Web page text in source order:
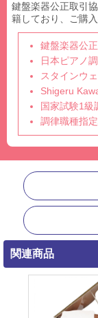
鍵盤楽器公正取引
籍しており、ご購
鍵盤楽器公
日本ピアノ
スタインウ
Shigeru
国家試験1級
調律職種指
関連商品